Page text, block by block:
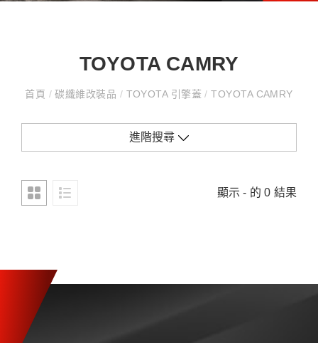
TOYOTA CAMRY
首頁 / 碳纖維改裝品 / TOYOTA 引擎蓋/ TOYOTA CAMRY
進階搜尋
顯示 - 的 0 結果